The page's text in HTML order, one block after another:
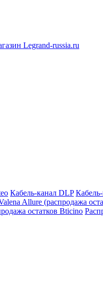
Legrand-russia.ru
Кабель-канал DLP
Allure (распродажа
остатков Bticino